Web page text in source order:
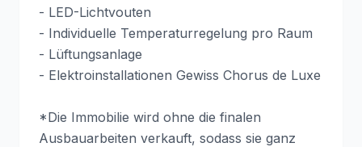
- LED-Lichtvouten
- Individuelle Temperaturregelung pro Raum
- Lüftungsanlage
- Elektroinstallationen Gewiss Chorus de Luxe
*Die Immobilie wird ohne die finalen
Ausbauarbeiten verkauft, sodass sie ganz